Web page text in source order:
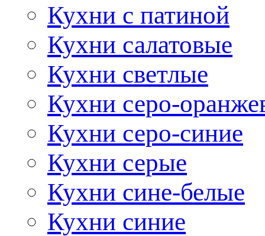
Кухни с патиной
Кухни салатовые
Кухни светлые
Кухни серо-
Кухни серо-синие
Кухни серые
Кухни сине-белые
Кухни синие